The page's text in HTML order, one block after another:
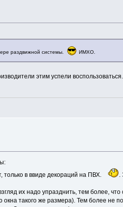
раздвижной системы. ИМХО.
этим успели воспользоваться...
только в ввиде декораций на ПВХ.
.
их надо упразднить, тем более,
такого же размера). Тем более не